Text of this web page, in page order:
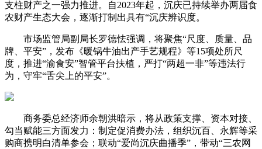
支柱财产之一强力推进。自2023年起，沉庆已持续举办两届食
农财产生态大会，逐渐打制出具有“沉庆辨识度。
市场监管局副局长罗德怯强调，将聚焦“尺度、质量、品
牌、平安”，发布《暖锅牛油出产手艺规程》等15项处所尺
度，推进“渝食安”智管平台扶植，严打“两超一非”等违法行
为，守牢“舌尖上的平安”。
商务委总经济师余朝洪暗示，将从政策支撑、资本对接、
勾当赋能三方面发力：制定促消费办法，组织沉百、永辉等采
购商携明白清单参会；联动“爱尚沉庆曲播季”，带动“三农网